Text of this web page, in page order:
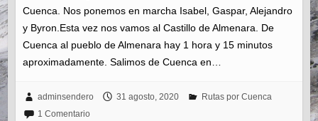
Cuenca. Nos ponemos en marcha Isabel, Gaspar, Alejandro
y Byron.Esta vez nos vamos al Castillo de Almenara. De
Cuenca al pueblo de Almenara hay 1 hora y 15 minutos
aproximadamente. Salimos de Cuenca en…
adminsendero 31 agosto, 2020
Rutas por Cuenca
1 Comentario